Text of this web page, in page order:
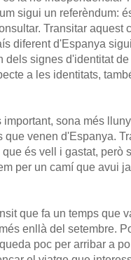
sigui un referèndum:
Transitar aquest
diferent d'Espanya
dels signes d'identitat
a les identitats,
sona més
que venen d'Espanya.
és vell i gastat, però
per un camí que avui
que fa un temps que
enllà del setembre.
poc per arribar a